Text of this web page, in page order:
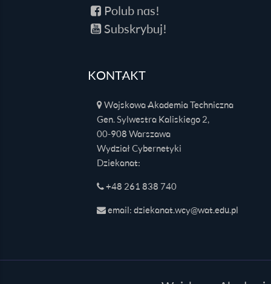
Polub nas!
Subskrybuj!
KONTAKT
Wojskowa Akademia Techniczna
Gen. Sylwestra Kaliskiego 2,
00-908 Warszawa
Wydział Cybernetyki
Dziekanat:
+48 261 838 740
email: dziekanat.wcy@wat.edu.pl